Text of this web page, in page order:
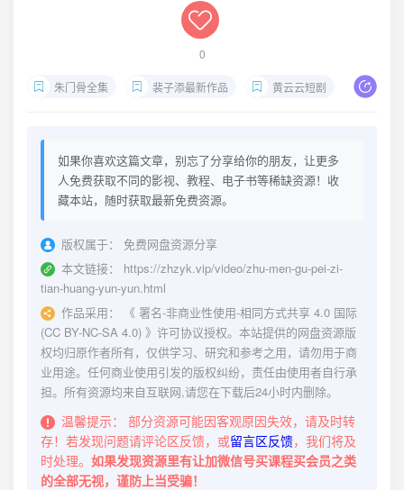
0
朱门骨全集 裴子添最新作品 黄云云短剧 2025热
如果你喜欢这篇文章，别忘了分享给你的朋友，让更多
人免费获取不同的影视、教程、电子书等稀缺资源！收
藏本站，随时获取最新免费资源。
版权属于：
免费网盘资源分享
本文链接：
https://zhzyk.vip/video/zhu-men-gu-pei-zi-
tian-huang-yun-yun.html
作品采用：
《 署名-非商业性使用-相同方式共享 4.0 国际
(CC BY-NC-SA 4.0) 》许可协议授权。本站提供的网盘资源版
权均归原作者所有，仅供学习、研究和参考之用，请勿用于商
业用途。任何商业使用引发的版权纠纷，责任由使用者自行承
担。所有资源均来自互联网,请您在下载后24小时内删除。
温馨提示：
部分资源可能因客观原因失效，请及时转
存！若发现问题请评论区反馈，或留言区反馈，我们将及
时处理。 如果发现资源里有让加微信号买课程买会员之类
的全部无视，谨防上当受骗！